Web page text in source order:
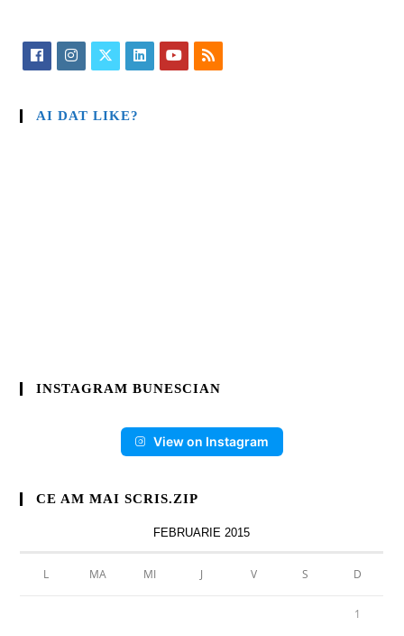
AI DAT LIKE?
INSTAGRAM BUNESCIAN
View on Instagram
CE AM MAI SCRIS.ZIP
FEBRUARIE 2015
L MA MI J V S D
1